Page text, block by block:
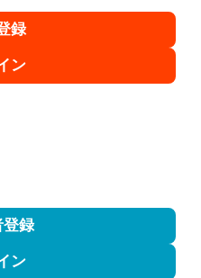
ると判明した場合、ご予
は会議室利用開始後であ
ので予めご了承下さい。
た場合、本利用規約の規
のお断りまたは中止によ
償は致しません。
た団体、個人、またはそ
た団体、個人。
、またはビル内他施設・
がある場合。
第三者へ転貸した場合。
録
ン
録
ン